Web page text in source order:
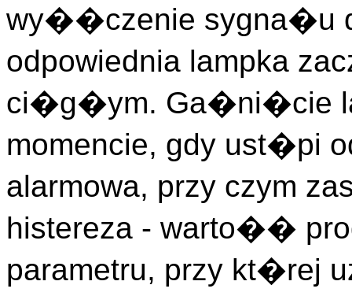
wy��czenie sygna�u
odpowiednia lampka
ci�g�ym. Ga�ni�cie
momencie, gdy ust�pi
alarmowa, przy czym
histereza - warto��
parametru, przy kt�rej